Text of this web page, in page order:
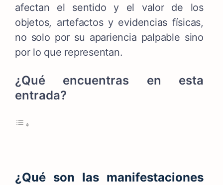
afectan el sentido y el valor de los
objetos, artefactos y evidencias físicas,
no solo por su apariencia palpable sino
por lo que representan.
¿Qué encuentras en esta
entrada?
¿Qué son las manifestaciones